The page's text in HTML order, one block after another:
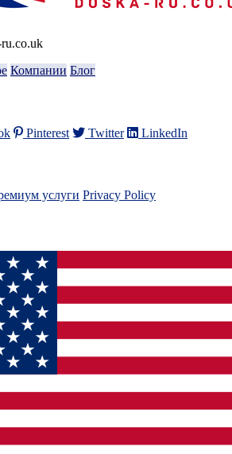
Компании Блог
Pinterest Twitter LinkedIn
услуги Privacy Policy